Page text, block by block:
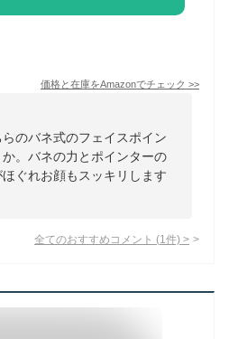
価格と在庫をAmazonでチェック >>
のバネ式のフェイスポイン
。バネの力とポインターの
ぐれお顔もスッキリします
全てのおすすめコメント (1 件) >